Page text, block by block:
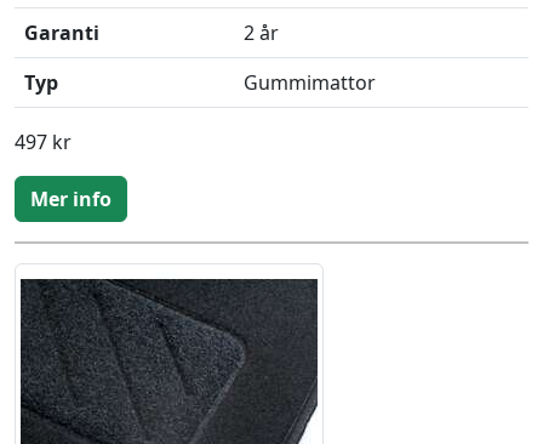
Garanti
2 år
Typ
Gummimattor
497 kr
Mer info